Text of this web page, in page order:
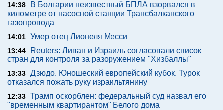
14:38
В Болгарии неизвестный БПЛА взорвался в
километре от насосной станции Трансбалканского
газопровода
14:01 Умер отец Лионеля Месси
13:44
Reuters: Ливан и Израиль согласовали список
стран для контроля за разоружением "Хизбаллы"
13:33 Дзюдо. Юношеский европейский кубок. Турок
отказался пожать руку израильтянину
12:33 Трамп оскорблен: федеральный суд назвал его
"временным квартирантом" Белого дома